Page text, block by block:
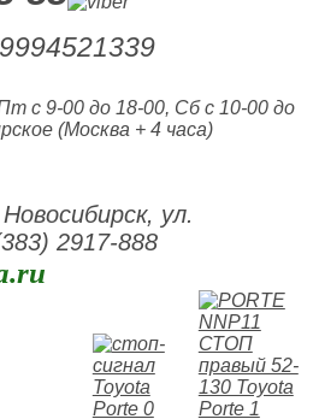
с 9-00 до 18-00, Сб с 10-00 до
(Москва + 4 часа)
ул.
2917-888